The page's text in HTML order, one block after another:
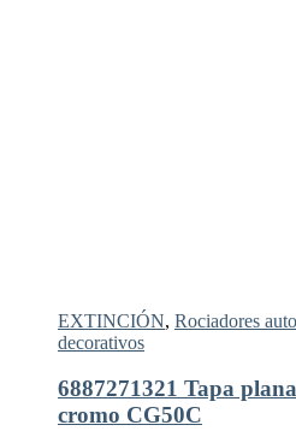
EXTINCIÓN, Rociadores
decorativos
6887271321 Tapa
cromo CG50C